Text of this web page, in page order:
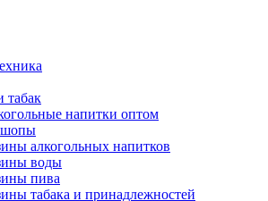
табак
напитки оптом
алкогольных напитков
воды
пива
табака и принадлежностей